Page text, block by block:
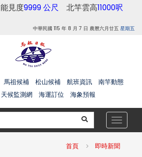
能見度9999 公尺 北竿雲高11000呎
中華民國 115 年 8 月 7 日 農曆六月廿五 星期五
馬祖候補 松山候補 航班資訊
南竿動態
天候監測網 海運訂位 海象預報
Toggle
首頁 即時新聞